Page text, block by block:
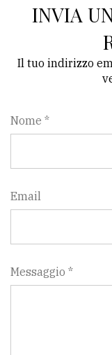
INVIA
Il tuo indirizzo
Nome *
Email
Messaggio *